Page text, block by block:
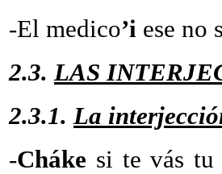
-El medico’i ese no
2.3.LAS
2.3.1.La
-Cháke si te